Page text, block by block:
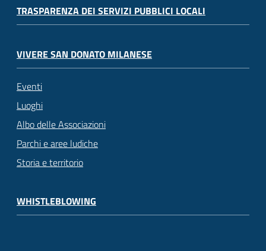
TRASPARENZA DEI SERVIZI PUBBLICI LOCALI
VIVERE SAN DONATO MILANESE
Eventi
Luoghi
Albo delle Associazioni
Parchi e aree ludiche
Storia e territorio
WHISTLEBLOWING